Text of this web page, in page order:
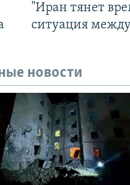
"Иран тянет
ситуация
новости